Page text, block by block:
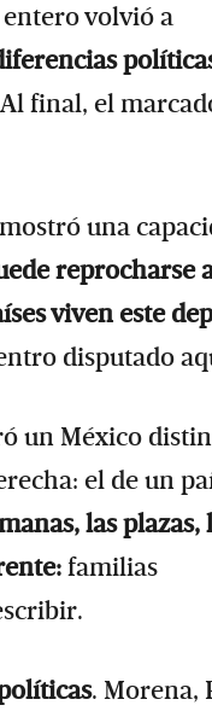
volvió a
final, el
una
reprocharse
viven este
disputado
un México
el de un
las plazas,
familias
. Morena,